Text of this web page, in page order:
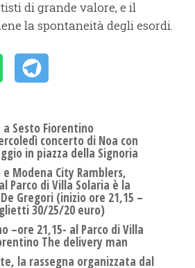
di grande valore, e il
la spontaneità degli esordi.
Sesto Fiorentino
concerto di Noa con
in piazza della Signoria
e Modena City Ramblers,
Parco di Villa Solaria è la
Gregori (inizio ore 21,15 –
30/25/20 euro)
–ore 21,15- al Parco di Villa
The delivery man
la rassegna organizzata dal